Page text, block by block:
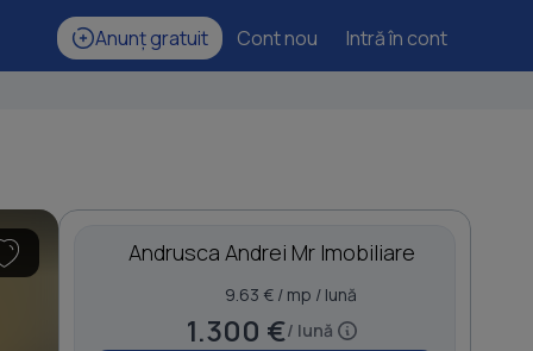
Anunț gratuit Cont nou Intră în cont
Andrusca Andrei Mr Imobiliare
9.63 € / mp / lună
1.300 €/ lună